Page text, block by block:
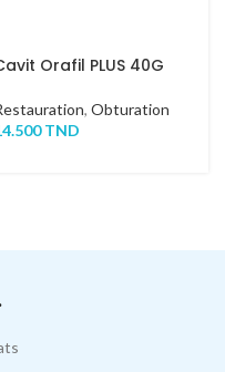
Orafil PLUS 40G
, Obturation
TND